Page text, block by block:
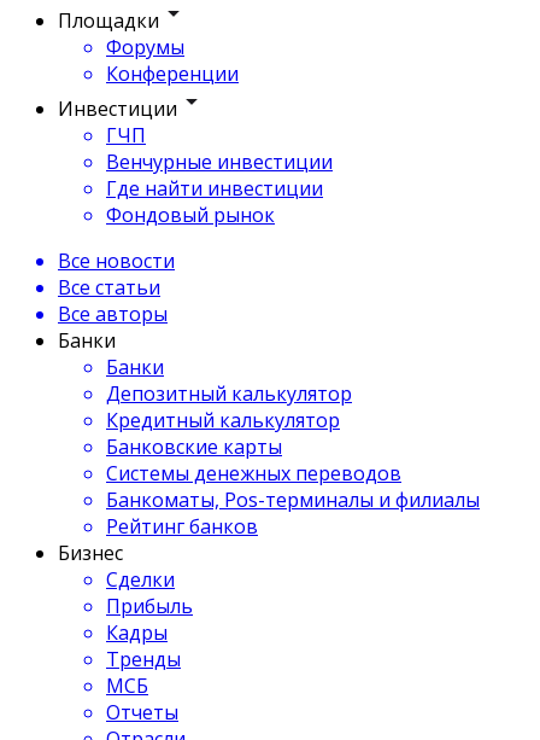
Площадки
Форумы
Конференции
Инвестиции
ГЧП
Венчурные инвестиции
Где найти инвестиции
Фондовый рынок
Все новости
Все статьи
Все авторы
Банки
Банки
Депозитный калькулятор
Кредитный калькулятор
Банковские карты
Системы денежных переводов
Банкоматы, Pos-терминалы и филиалы
Рейтинг банков
Бизнес
Сделки
Прибыль
Кадры
Тренды
МСБ
Отчеты